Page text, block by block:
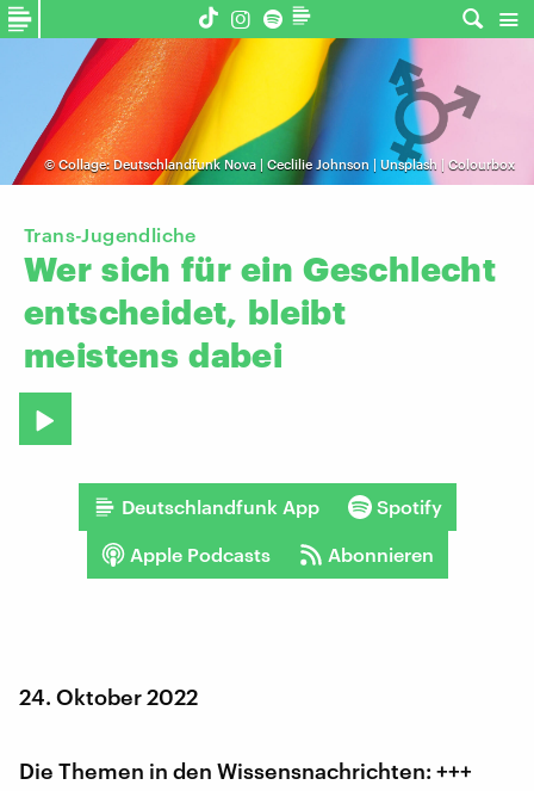
© Collage: Deutschlandfunk Nova | Ceclilie Johnson | Unsplash | Colourbox
Trans-Jugendliche
Wer sich für ein Geschlecht
entscheidet, bleibt
meistens dabei
Deutschlandfunk App Spotify
Apple Podcasts Abonnieren
24. Oktober 2022
Die Themen in den Wissensnachrichten: +++